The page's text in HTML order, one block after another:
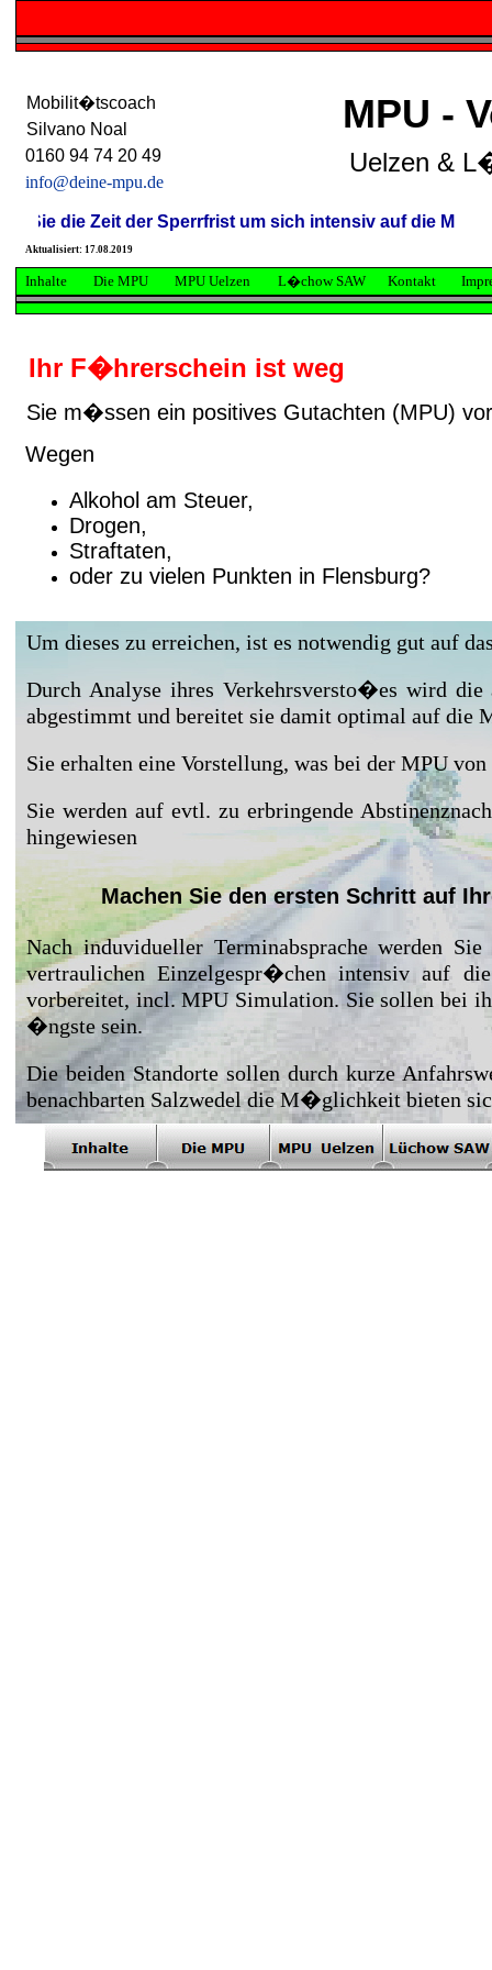
MPU -
Aktualisiert: 17.08.2019
Uelzen &
die Zeit der Sperrfrist um sich intensiv auf die MPU
Mobilit�tscoach
Silvano Noal
0160 94 74 20 49
info@deine-mpu.de
Um dieses zu erreichen, ist es notwendig gut auf
Durch Analyse ihres Verkehrsversto�es wird die
abgestimmt und bereitet sie damit optimal auf die
Sie erhalten eine Vorstellung, was bei der MPU von
Sie werden auf evtl. zu erbringende
hingewiesen
Wegen
Alkohol am Steuer,
Drogen,
Straftaten,
oder zu vielen Punkten in Flensburg?
Sie m�ssen ein positives Gutachten (MPU)
Ihr F�hrerschein ist weg
Machen Sie den ersten Schritt auf
Nach induvidueller Terminabsprache werden
vertraulichen Einzelgespr�chen intensiv auf
vorbereitet, incl. MPU Simulation. Sie sollen bei
�ngste sein.
Die beiden Standorte sollen durch kurze
benachbarten Salzwedel die M�glichkeit bieten
Inhalte Die MPU MPU Uelzen L�chow SAW Kontakt